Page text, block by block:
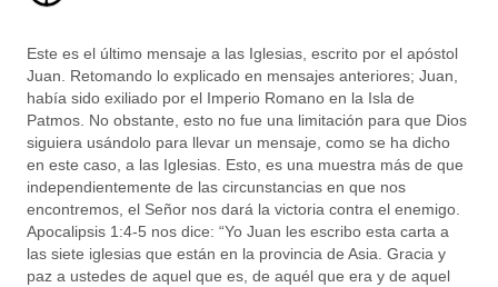
Este es el último mensaje a las Iglesias, escrito por el apóstol
Juan. Retomando lo explicado en mensajes anteriores; Juan,
había sido exiliado por el Imperio Romano en la Isla de
Patmos. No obstante, esto no fue una limitación para que Dios
siguiera usándolo para llevar un mensaje, como se ha dicho
en este caso, a las Iglesias. Esto, es una muestra más de que
independientemente de las circunstancias en que nos
encontremos, el Señor nos dará la victoria contra el enemigo.
Apocalipsis 1:4-5 nos dice: “Yo Juan les escribo esta carta a
las siete iglesias que están en la provincia de Asia. Gracia y
paz a ustedes de aquel que es, de aquél que era y de aquel